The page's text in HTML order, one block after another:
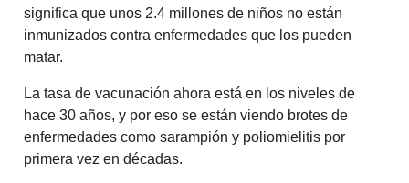
significa que unos 2.4 millones de niños no están
inmunizados contra enfermedades que los pueden
matar.
La tasa de vacunación ahora está en los niveles de
hace 30 años, y por eso se están viendo brotes de
enfermedades como sarampión y poliomielitis por
primera vez en décadas.